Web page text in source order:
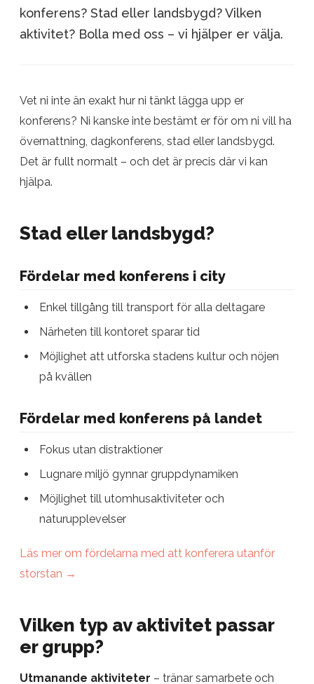
konferens? Stad eller landsbygd? Vilken
aktivitet? Bolla med oss – vi hjälper er välja.
Vet ni inte än exakt hur ni tänkt lägga upp er
konferens? Ni kanske inte bestämt er för om ni vill ha
övernattning, dagkonferens, stad eller landsbygd.
Det är fullt normalt – och det är precis där vi kan
hjälpa.
Stad eller landsbygd?
Fördelar med konferens i city
Enkel tillgång till transport för alla deltagare
Närheten till kontoret sparar tid
Möjlighet att utforska stadens kultur och nöjen
på kvällen
Fördelar med konferens på landet
Fokus utan distraktioner
Lugnare miljö gynnar gruppdynamiken
Möjlighet till utomhusaktiviteter och
naturupplevelser
Läs mer om fördelarna med att konferera utanför
storstan →
Vilken typ av aktivitet passar
er grupp?
Utmanande aktiviteter – tränar samarbete och